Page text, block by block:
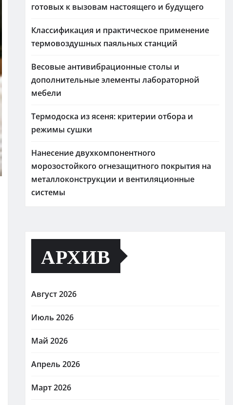
готовых к вызовам настоящего и будущего
Классификация и практическое применение
термовоздушных паяльных станций
Весовые антивибрационные столы и
дополнительные элементы лабораторной
мебели
Термодоска из ясеня: критерии отбора и
режимы сушки
Нанесение двухкомпонентного
морозостойкого огнезащитного покрытия на
металлоконструкции и вентиляционные
системы
АРХИВ
Август 2026
Июль 2026
Май 2026
Апрель 2026
Март 2026